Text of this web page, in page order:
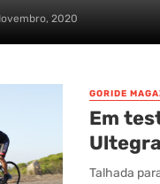
2020
GORIDE
Em
Talhada